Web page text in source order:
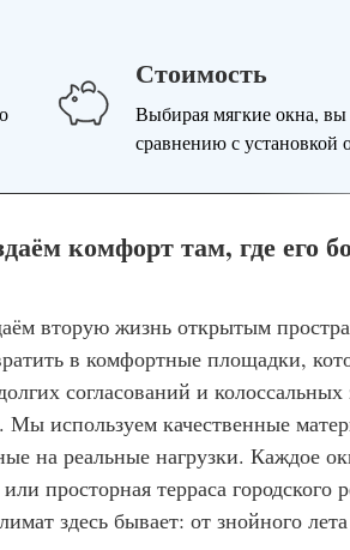
Стоимость
Выбирая мягкие окна,
сравнению с установкой
комфорт там, где его
вторую жизнь открытым
в комфортные площадки,
согласований и колоссальных
используем качественные
реальные нагрузки. Каждое
просторная терраса городского
здесь бывает: от знойного